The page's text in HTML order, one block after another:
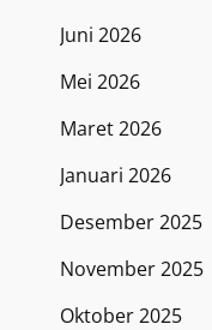
Juni 2026
Mei 2026
Maret 2026
Januari 2026
Desember 2025
November 2025
Oktober 2025